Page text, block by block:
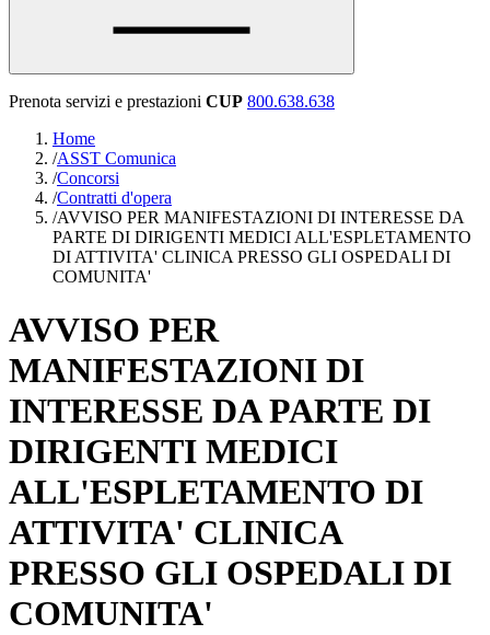
Prenota servizi e prestazioni CUP 800.638.638
Home
/ASST Comunica
/Concorsi
/Contratti d'opera
/AVVISO PER MANIFESTAZIONI DI INTERESSE DA
PARTE DI DIRIGENTI MEDICI ALL'ESPLETAMENTO
DI ATTIVITA' CLINICA PRESSO GLI OSPEDALI DI
COMUNITA'
AVVISO PER
MANIFESTAZIONI DI
INTERESSE DA PARTE DI
DIRIGENTI MEDICI
ALL'ESPLETAMENTO DI
ATTIVITA' CLINICA
PRESSO GLI OSPEDALI DI
COMUNITA'